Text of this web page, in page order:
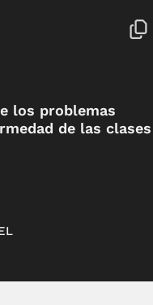
los problemas
de las clases